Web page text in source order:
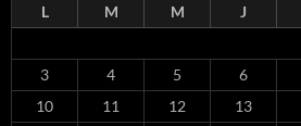
L M M J
3
4 5 6
10
11 12 13